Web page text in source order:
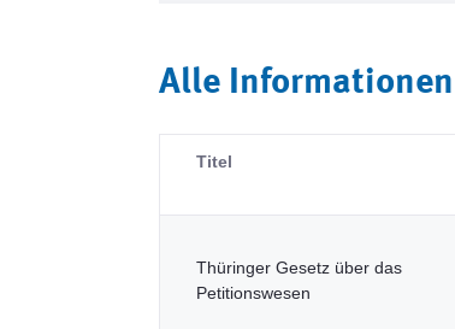
Alle Informationen
Titel
Thüringer Gesetz über das
Petitionswesen